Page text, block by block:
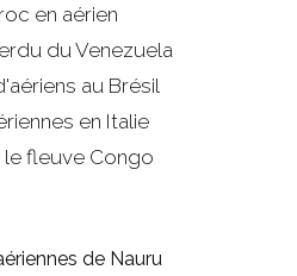
en aérien
du Venezuela
au Brésil
en Italie
le fleuve Congo
de Nauru